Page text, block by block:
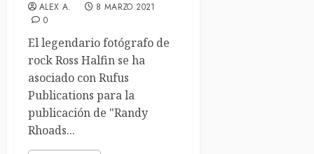
ALEX A.
8 MARZO 2021
0
El legendario fotógrafo de
rock Ross Halfin se ha
asociado con Rufus
Publications para la
publicación de "Randy
Rhoads...